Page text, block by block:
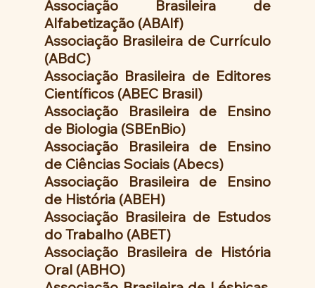
Associação Brasileira de
Alfabetização (ABAlf)
Associação Brasileira de Currículo
(ABdC)
Associação Brasileira de Editores
Científicos (ABEC Brasil)
Associação Brasileira de Ensino
de Biologia (SBEnBio)
Associação Brasileira de Ensino
de Ciências Sociais (Abecs)
Associação Brasileira de Ensino
de História (ABEH)
Associação Brasileira de Estudos
do Trabalho (ABET)
Associação Brasileira de História
Oral (ABHO)